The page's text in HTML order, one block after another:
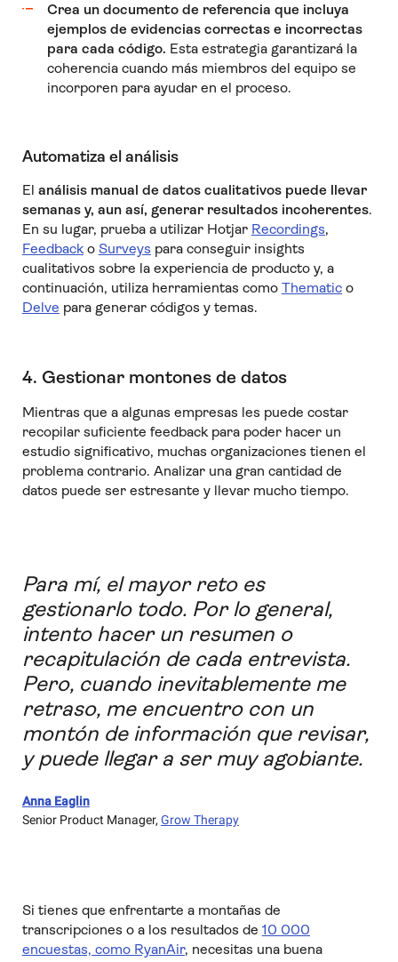
Crea un documento de referencia que incluya
ejemplos de evidencias correctas e incorrectas
para cada código. Esta estrategia garantizará la
coherencia cuando más miembros del equipo se
incorporen para ayudar en el proceso.
Automatiza el análisis
El análisis manual de datos cualitativos puede llevar
semanas y, aun así, generar resultados incoherentes.
En su lugar, prueba a utilizar Hotjar Recordings,
Feedbacko Surveys para conseguir insights
cualitativos sobre la experiencia de producto y, a
continuación, utiliza herramientas como Thematico
Delve para generar códigos y temas.
4. Gestionar montones de datos
Mientras que a algunas empresas les puede costar
recopilar suficiente feedback para poder hacer un
estudio significativo, muchas organizaciones tienen el
problema contrario. Analizar una gran cantidad de
datos puede ser estresante y llevar mucho tiempo.
Para mí, el mayor reto es
gestionarlo todo. Por lo general,
intento hacer un resumen o
recapitulación de cada entrevista.
Pero, cuando inevitablemente me
retraso, me encuentro con un
montón de información que revisar,
y puede llegar a ser muy agobiante.
Anna Eaglin
Senior Product Manager, Grow Therapy
Si tienes que enfrentarte a montañas de
transcripciones o a los resultados de 10 000
encuestas, como RyanAir, necesitas una buena